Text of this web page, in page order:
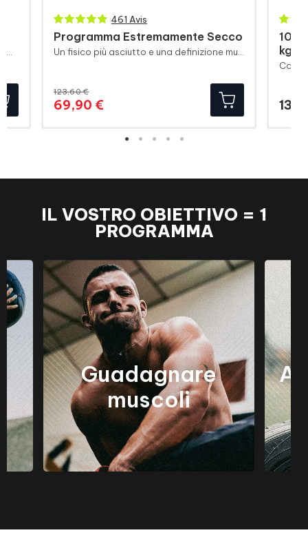
461 Avis
Programma Estremamente Secco
123,60 €
69,90 €
kg)
IL VOSTRO OBIETTIVO = 1
PROGRAMMA
Guadagnare
muscoli